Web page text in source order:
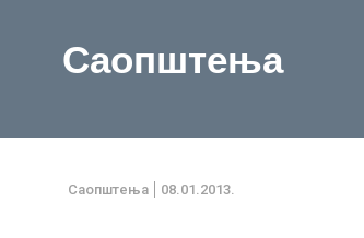
Саопштења
Саопштења 08.01.2013.